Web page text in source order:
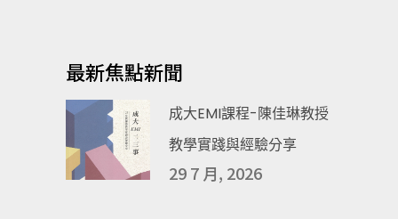
最新焦點新聞
成大EMI課程-陳佳琳教授
教學實踐與經驗分享
29 7 月, 2026